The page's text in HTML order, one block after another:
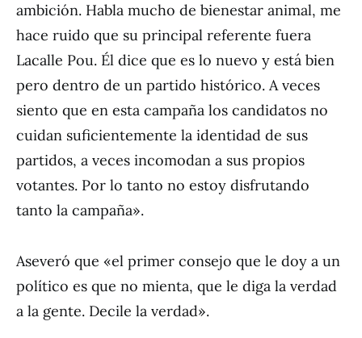
ambición. Habla mucho de bienestar animal, me
hace ruido que su principal referente fuera
Lacalle Pou. Él dice que es lo nuevo y está bien
pero dentro de un partido histórico. A veces
siento que en esta campaña los candidatos no
cuidan suficientemente la identidad de sus
partidos, a veces incomodan a sus propios
votantes. Por lo tanto no estoy disfrutando
tanto la campaña».
Aseveró que «el primer consejo que le doy a un
político es que no mienta, que le diga la verdad
a la gente. Decile la verdad».